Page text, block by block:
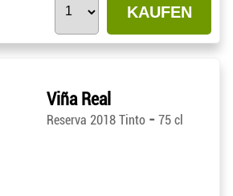
KAUFEN
Viña Real
Reserva 2018 Tinto -75 cl